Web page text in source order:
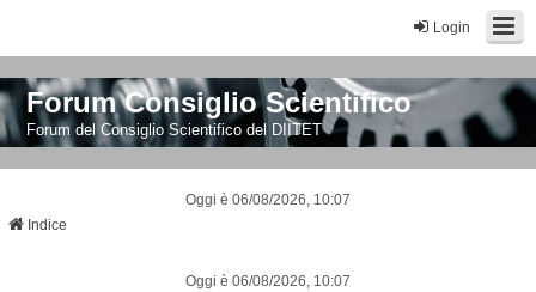
Login
Forum Consiglio Scientifico
Forum del Consiglio Scientifico del DIITET
Oggi è 06/08/2026, 10:07
Indice
Oggi è 06/08/2026, 10:07